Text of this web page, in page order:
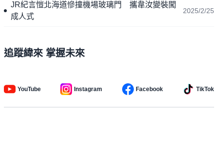
JR紀言愷北海道慘撞機場玻璃門 攜韋汝變裝闖
成人式
2025/2/25
追蹤緯來 掌握未來
YouTube Instagram Facebook TikTok